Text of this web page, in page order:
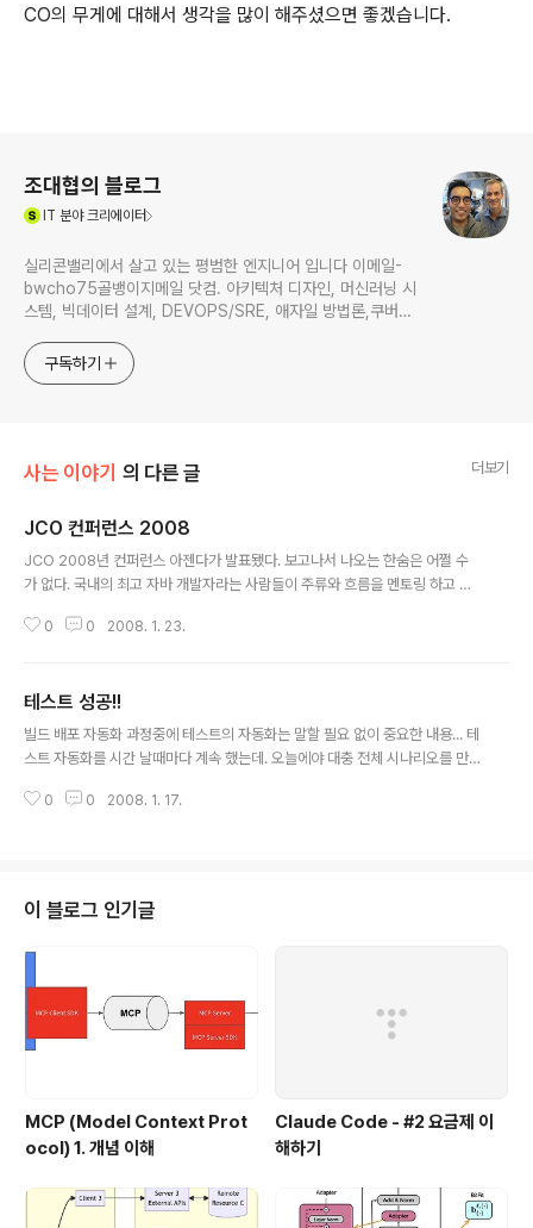
CO의 무게에 대해서 생각을 많이 해주셨으면 좋겠습니다.
조대협의 블로그
IT 분야 크리에이터
실리콘밸리에서 살고 있는 평범한 엔지니어 입니다 이메일-
bwcho75골뱅이지메일 닷컴. 아키텍처 디자인, 머신러닝 시
스템, 빅데이터 설계, DEVOPS/SRE, 애자일 방법론,쿠버네
한 기술 멘토링과 강의 진행합니다. Linkedin :
https://www.linkedin.com/in/terrycho75/
구독하기
사는 이야기 의 다른 글 더보기
JCO 컨퍼런스 2008
JCO 2008년 컨퍼런스 아젠다가 발표됐다. 보고나서 나오는 한숨은 어쩔 수
가 없다. 국내의 최고 자바 개발자라는 사람들이 주류와 흐름을 멘토링 하고 일
해야 하나? 뽑내기 대회라고 해야하나? 열심히 발표 준비하시는 분들께는 죄송
nate,IBatis뿐만 아니라, JDO도 국내외 벤더에서 지원하면서 그 사용성이 높
아지고 있으며, SCA역시 새로운 아키텍쳐로 주목 받고 있는데, EJB 이야기는
몇년전부터 쏙 들어간지 오래고.. (실제 기업에서는 아직도 EJB 사..
0 0 2008. 1. 23.
테스트 성공!!
빌드 배포 자동화 과정중에 테스트의 자동화는 말할 필요 없이 중요한 내용... 테
스트 자동화를 시간 날때마다 계속 했는데. 오늘에야 대충 전체 시나리오를 만
는 Cactus DB 테스트는 DBUnit 하면은 HttpUnit과 JWebUnit 정말 관건은
합한것이 Cactus + Cobertura = J2EE 애플리케이션의 커버러지 분석 Ca
ctus + Japex = J2EE 애플리케이..
0 0 2008. 1. 17.
이 블로그 인기글
MCP (Model Context Prot
ocol) 1. 개념 이해
Claude Code - #2 요금제 이
해하기